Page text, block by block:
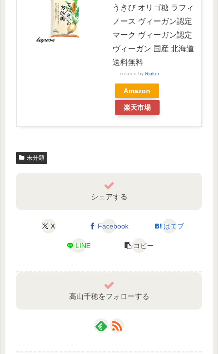
うきび オリゴ糖 ラフィ
ノース ヴィーガン認定
マーク ヴィーガン認定
ヴィーガン 国産 北海道
送料無料
created by Rinker
Amazon
楽天市場
未分類
シェアする
X Facebook はてブ
LINE コピー
高山千穂をフォローする